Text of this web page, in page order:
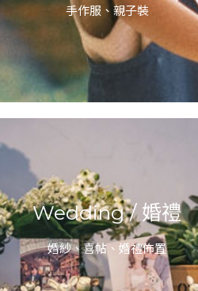
手作服、親子裝
Wedding / 婚禮
婚紗、喜帖、婚禮佈置